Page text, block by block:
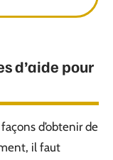
d’aide pour
d’obtenir de
il faut